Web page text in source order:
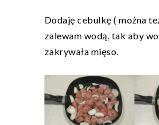
Dodaję cebulkę ( można
zalewam wodą, tak aby
zakrywała mięso.